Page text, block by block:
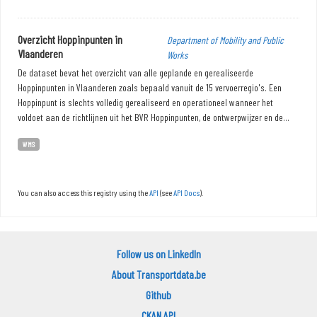
Overzicht Hoppinpunten in
Vlaanderen
Department of Mobility and Public
Works
De dataset bevat het overzicht van alle geplande en gerealiseerde
Hoppinpunten in Vlaanderen zoals bepaald vanuit de 15 vervoerregio's. Een
Hoppinpunt is slechts volledig gerealiseerd en operationeel wanneer het
voldoet aan de richtlijnen uit het BVR Hoppinpunten, de ontwerpwijzer en de...
WMS
You can also access this registry using theAPI (seeAPI Docs).
Follow us on LinkedIn
About Transportdata.be
Github